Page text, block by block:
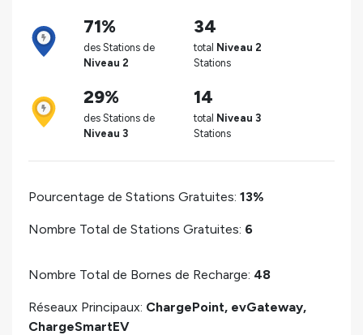
71%
des Stations de
Niveau 2
34
total Niveau 2
Stations
29%
des Stations de
Niveau 3
14
total Niveau 3
Stations
Pourcentage de Stations Gratuites: 13%
Nombre Total de Stations Gratuites: 6
Nombre Total de Bornes de Recharge: 48
Réseaux Principaux: ChargePoint, evGateway,
ChargeSmartEV